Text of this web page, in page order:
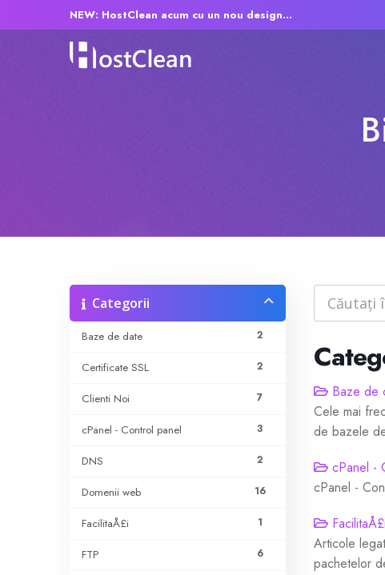
NEW: HostClean acum cu un nou design...
Categorii
2
Baze de date
2
Certificate SSL
7
Clienti Noi
3
cPanel - Control panel
2
DNS
16
Domenii web
1
FacilitaÅ£i
6
FTP
Baze de
Cele mai
de bazele
cPanel -
cPanel -
Articole
pachetelor